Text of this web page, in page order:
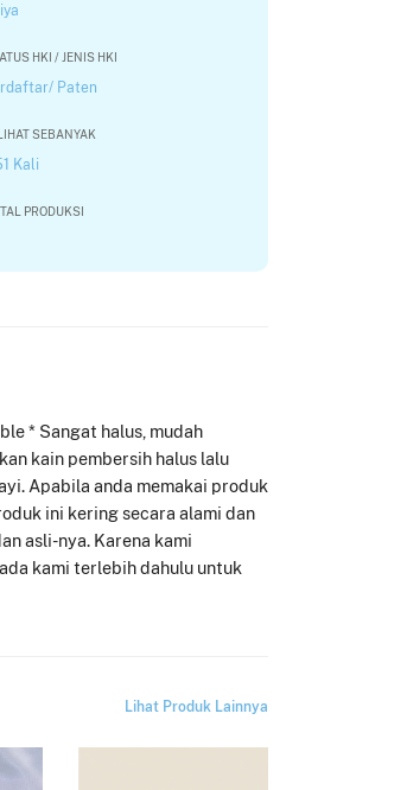
HKI / JENIS HKI
Paten
SEBANYAK
Kali
PRODUKSI
* Sangat halus, mudah
kain pembersih halus lalu
Apabila anda memakai produk
ini kering secara alami dan
asli-nya. Karena kami
kami terlebih dahulu untuk
Lihat Produk Lainnya